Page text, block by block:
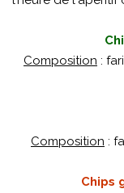
Composition :
Composition :
Chips